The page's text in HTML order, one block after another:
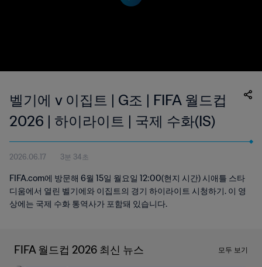
벨기에 v 이집트 | G조 | FIFA 월드컵
2026 | 하이라이트 | 국제 수화(IS)
2026.06.17 3분 34초
FIFA.com에 방문해 6월 15일 월요일 12:00(현지 시간) 시애틀 스타
디움에서 열린 벨기에와 이집트의 경기 하이라이트 시청하기. 이 영
상에는 국제 수화 통역사가 포함돼 있습니다.
FIFA 월드컵 2026 최신 뉴스 모두 보기